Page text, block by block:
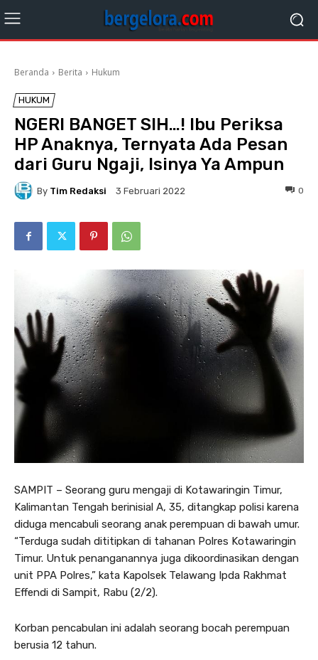
Beranda Berita Hukum
HUKUM
NGERI BANGET SIH…! Ibu Periksa
HP Anaknya, Ternyata Ada Pesan
dari Guru Ngaji, Isinya Ya Ampun
By Tim Redaksi 3 Februari 2022 0
SAMPIT – Seorang guru mengaji di Kotawaringin Timur,
Kalimantan Tengah berinisial A, 35, ditangkap polisi karena
diduga mencabuli seorang anak perempuan di bawah umur.
“Terduga sudah dititipkan di tahanan Polres Kotawaringin
Timur. Untuk penanganannya juga dikoordinasikan dengan
unit PPA Polres,” kata Kapolsek Telawang Ipda Rakhmat
Effendi di Sampit, Rabu (2/2).
Korban pencabulan ini adalah seorang bocah perempuan
berusia 12 tahun.